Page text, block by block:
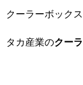
クーラーボック
タカ産業のクー